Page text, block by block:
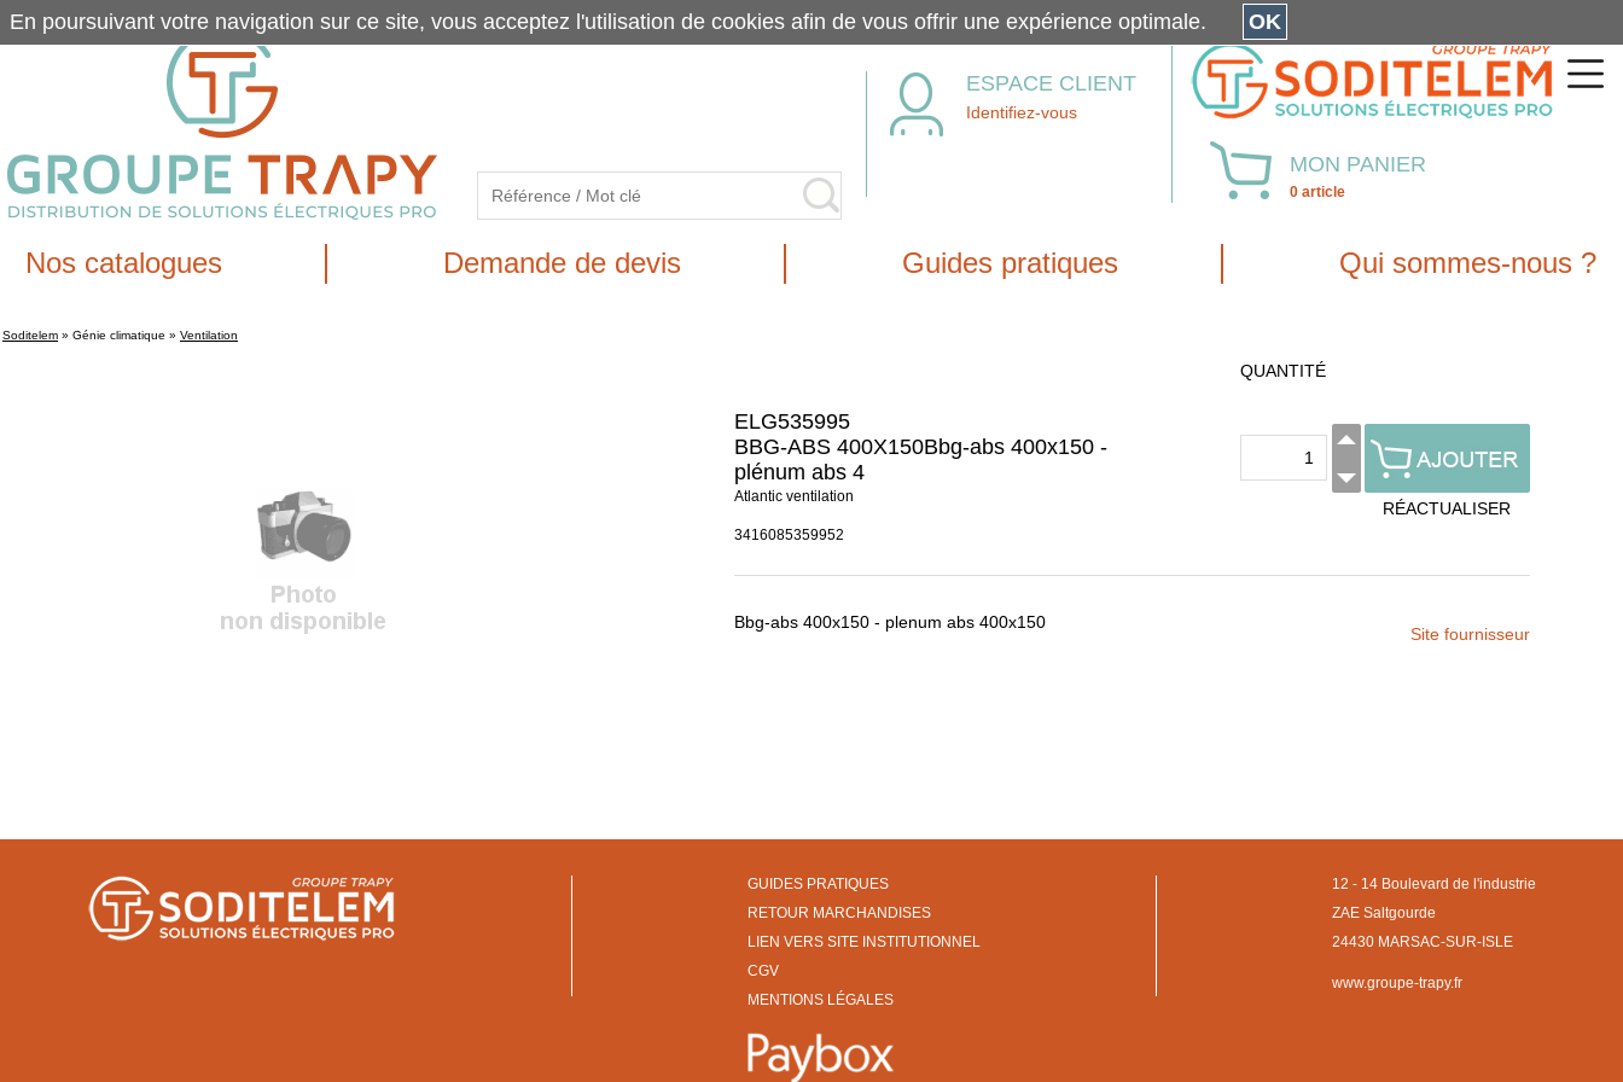
ESPACE CLIENT
Identifiez-vous
MON PANIER
0 article
Nos catalogues Demande de devis Guides pratiques Qui sommes-nous ?
Soditelem » Génie climatique » Ventilation
ELG535995
BBG-ABS 400X150Bbg-abs 400x150 -
plénum abs 4
Atlantic ventilation
3416085359952
QUANTITÉ
RÉACTUALISER
Bbg-abs 400x150 - plenum abs 400x150
Site fournisseur
GUIDES PRATIQUES
RETOUR MARCHANDISES
LIEN VERS SITE INSTITUTIONNEL
CGV
MENTIONS LÉGALES
12 - 14 Boulevard de l'industrie
ZAE Saltgourde
24430 MARSAC-SUR-ISLE
www.groupe-trapy.fr
En poursuivant votre navigation sur ce site, vous acceptez l'utilisation de cookies afin de vous offrir une expérience optimale. OK